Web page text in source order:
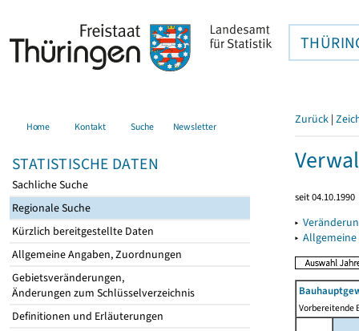
Home Kontakt Suche Newsletter
STATISTISCHE DATEN
Sachliche Suche
Regionale Suche
Kürzlich bereitgestellte Daten
Allgemeine Angaben, Zuordnungen
Gebietsveränderungen,
Änderungen zum Schlüsselverzeichnis
Definitionen und Erläuterungen
Zurück |
seit 04.10.1990
▸
▸
Vorbereitende